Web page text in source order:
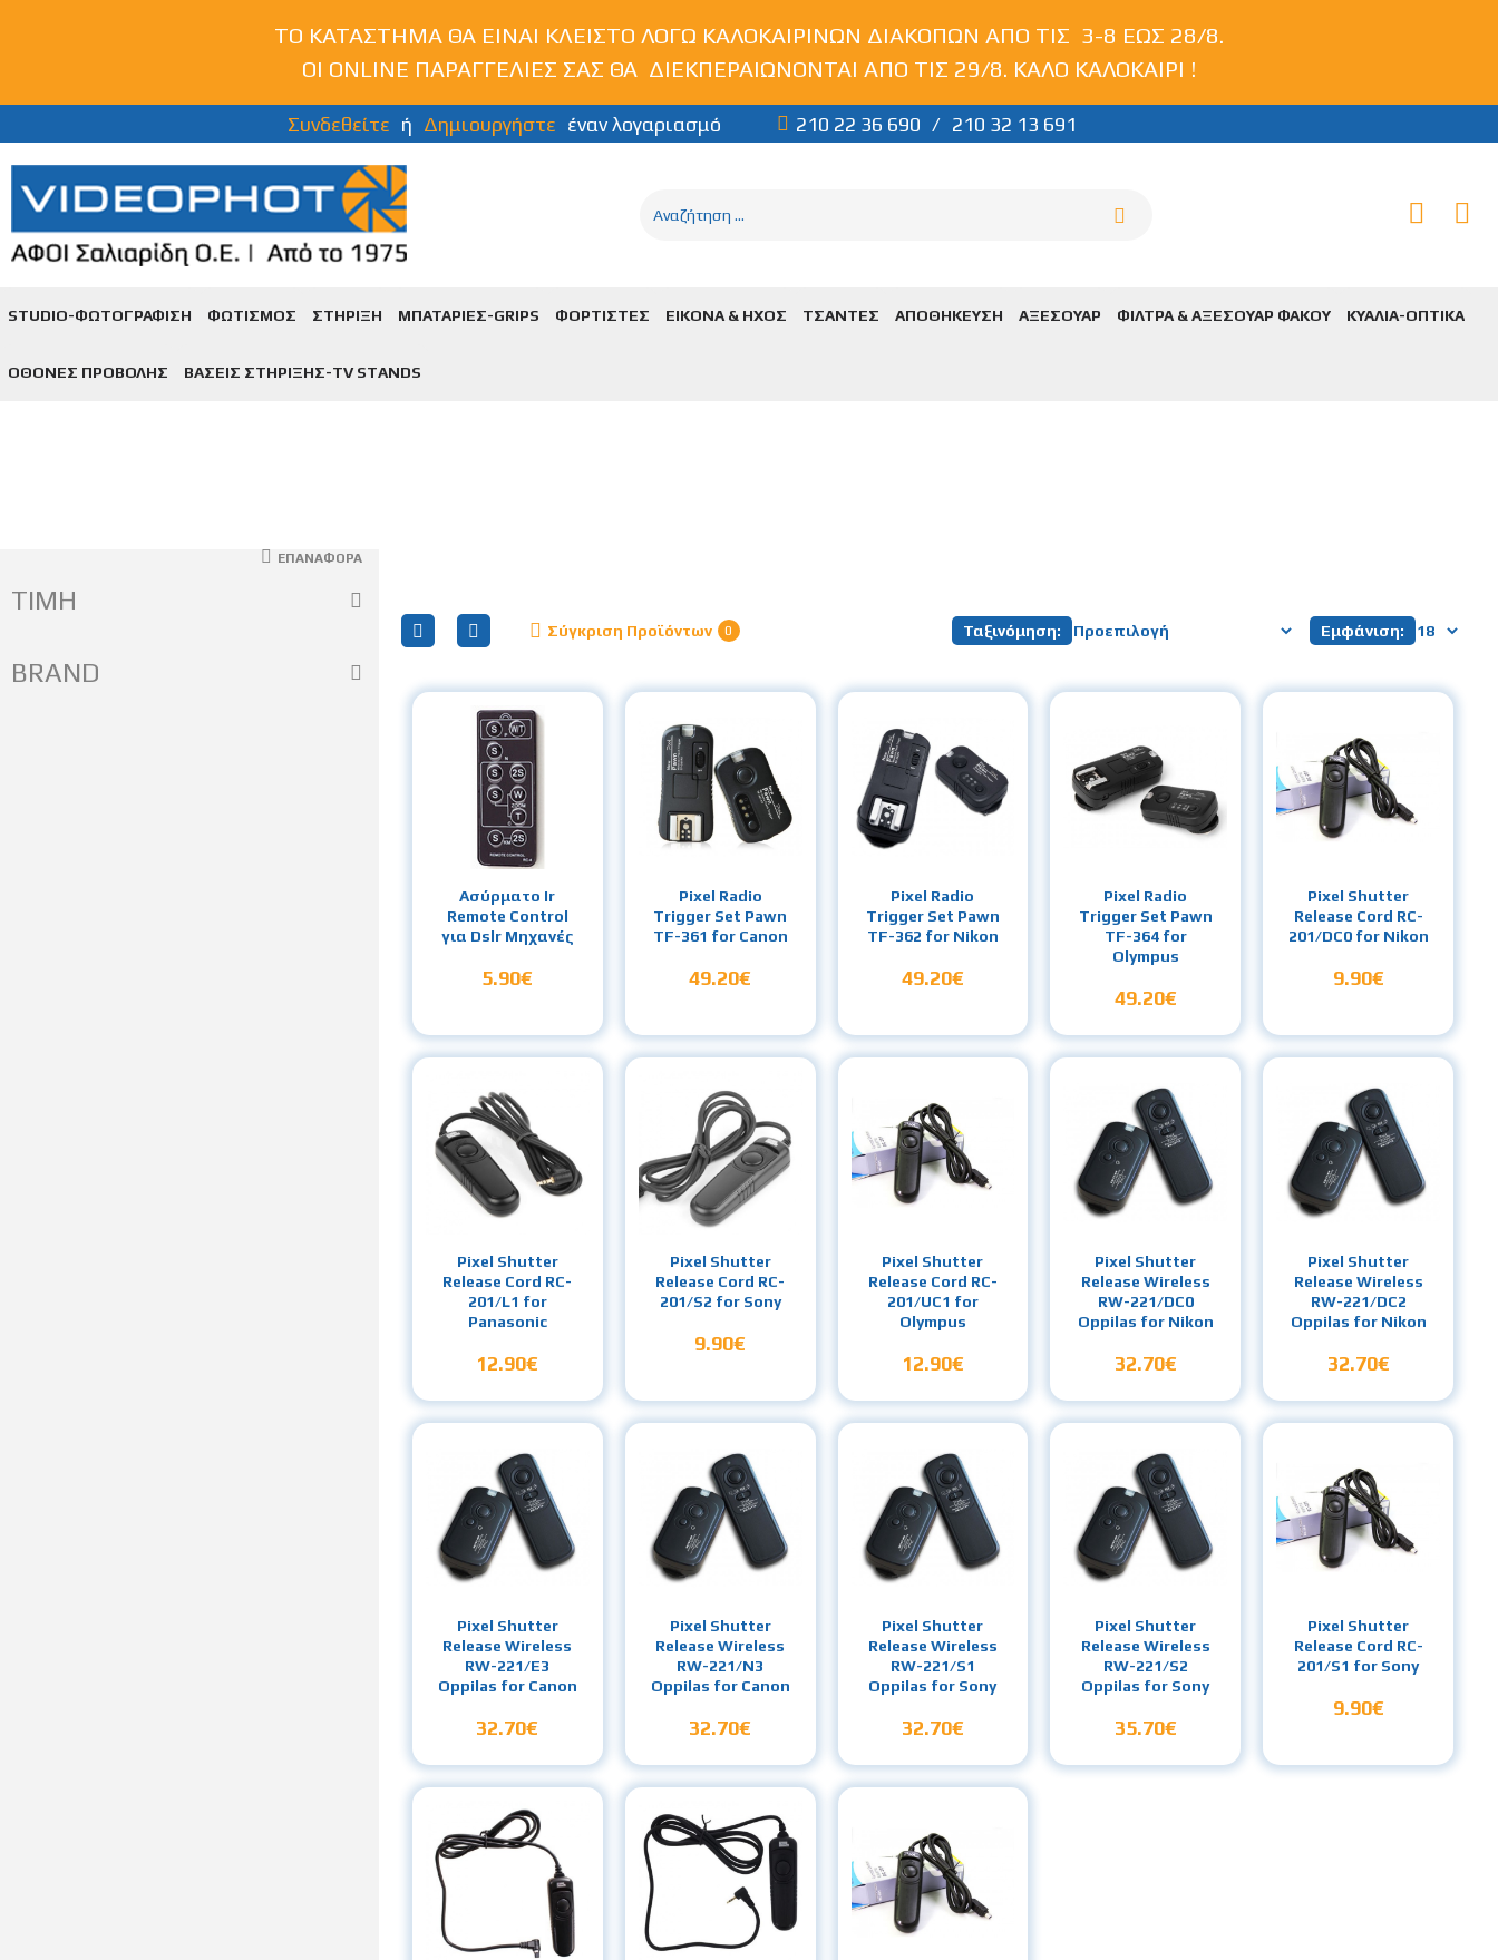
ΤΟ ΚΑΤΑΣΤΗΜΑ ΘΑ ΕΙΝΑΙ ΚΛΕΙΣΤΟ ΛΟΓΩ ΚΑΛΟΚΑΙΡΙΝΩΝ ΔΙΑΚΟΠΩΝ ΑΠΟ ΤΙΣ 3-8 ΕΩΣ 28/8.
ΟΙ ONLINE ΠΑΡΑΓΓΕΛΙΕΣ ΣΑΣ ΘΑ ΔΙΕΚΠΕΡΑΙΩΝΟΝΤΑΙ ΑΠΟ ΤΙΣ 29/8. ΚΑΛΟ ΚΑΛΟΚΑΙΡΙ !
Συνδεθείτε ή Δημιουργήστε έναν λογαριασμό 210 22 36 690 / 210 32 13 691
STUDIO-ΦΩΤΟΓΡΑΦΙΣΗ ΦΩΤΙΣΜΟΣ ΣΤΗΡΙΞΗ ΜΠΑΤΑΡΙΕΣ-GRIPS ΦΟΡΤΙΣΤΕΣ ΕΙΚΟΝΑ & ΗΧΟΣ ΤΣΑΝΤΕΣ ΑΠΟΘΗΚΕΥΣΗ ΑΞΕΣΟΥΑΡ ΦΙΛΤΡΑ & ΑΞΕΣΟΥΑΡ ΦΑΚΟΥ ΚΥΑΛΙΑ-ΟΠΤΙΚΑ
ΟΘΟΝΕΣ ΠΡΟΒΟΛΗΣ ΒΑΣΕΙΣ ΣΤΗΡΙΞΗΣ-TV SΤANDS
ΕΠΑΝΑΦΟΡΆ
ΤΙΜΗ
BRAND
Σύγκριση Προϊόντων 0 Ταξινόμηση: Εμφάνιση:
Ασύρματο Ir
Remote Control
για Dslr Μηχανές
5.90€
Pixel Radio
Trigger Set Pawn
TF-361 for Canon
49.20€
Pixel Radio
Trigger Set Pawn
TF-362 for Nikon
49.20€
Pixel Radio
Trigger Set Pawn
TF-364 for
Olympus
49.20€
Pixel Shutter
Release Cord RC-
201/DC0 for Nikon
9.90€
Pixel Shutter
Release Cord RC-
201/L1 for
Panasonic
12.90€
Pixel Shutter
Release Cord RC-
201/S2 for Sony
9.90€
Pixel Shutter
Release Cord RC-
201/UC1 for
Olympus
12.90€
Pixel Shutter
Release Wireless
RW-221/DC0
Oppilas for Nikon
32.70€
Pixel Shutter
Release Wireless
RW-221/DC2
Oppilas for Nikon
32.70€
Pixel Shutter
Release Wireless
RW-221/E3
Oppilas for Canon
32.70€
Pixel Shutter
Release Wireless
RW-221/N3
Oppilas for Canon
32.70€
Pixel Shutter
Release Wireless
RW-221/S1
Oppilas for Sony
32.70€
Pixel Shutter
Release Wireless
RW-221/S2
Oppilas for Sony
35.70€
Pixel Shutter
Release Cord RC-
201/S1 for Sony
9.90€